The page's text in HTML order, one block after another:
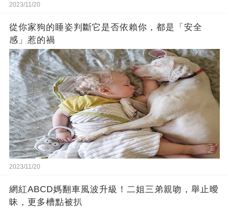
2023/11/20
從你家狗的睡姿判斷它是否依賴你，都是「安全
感」惹的禍
2023/11/20
網紅ABCD媽翻車風波升級！二姐三弟親吻，舉止曖
昧，更多槽點被扒